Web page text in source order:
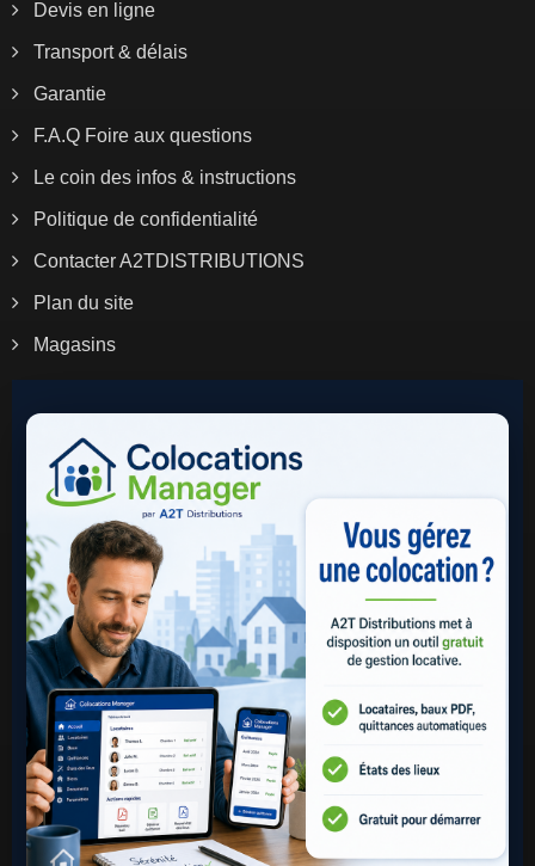
Devis en ligne
Transport & délais
Garantie
F.A.Q Foire aux questions
Le coin des infos & instructions
Politique de confidentialité
Contacter A2TDISTRIBUTIONS
Plan du site
Magasins